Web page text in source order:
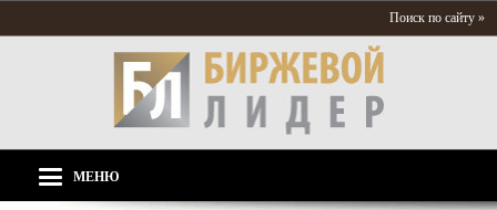
Поиск по сайту »
МЕНЮ